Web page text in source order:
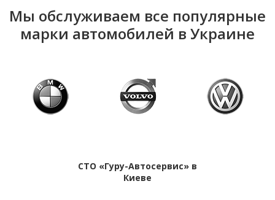
Мы обслуживаем все популярные
марки автомобилей в Украине
СТО «Гуру-Автосервис» в
Киеве